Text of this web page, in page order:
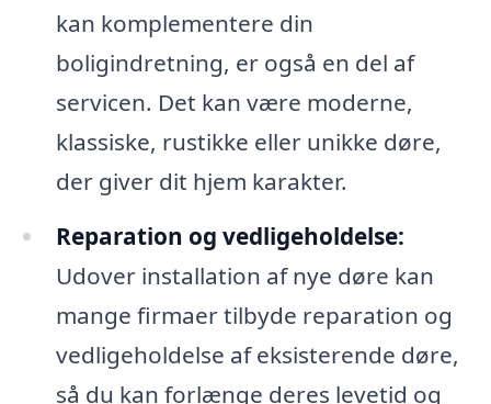
kan komplementere din
boligindretning, er også en del af
servicen. Det kan være moderne,
klassiske, rustikke eller unikke døre,
der giver dit hjem karakter.
Reparation og vedligeholdelse:
Udover installation af nye døre kan
mange firmaer tilbyde reparation og
vedligeholdelse af eksisterende døre,
så du kan forlænge deres levetid og